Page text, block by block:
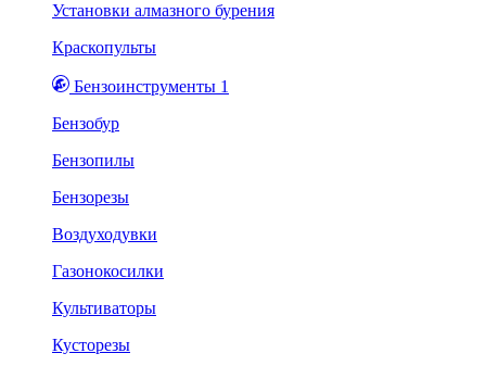
Установки алмазного бурения
Краскопульты
Бензоинструменты 1
Бензобур
Бензопилы
Бензорезы
Воздуходувки
Газонокосилки
Культиваторы
Кусторезы